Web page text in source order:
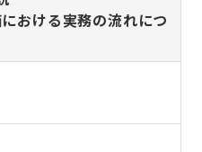
における実務の流れにつ